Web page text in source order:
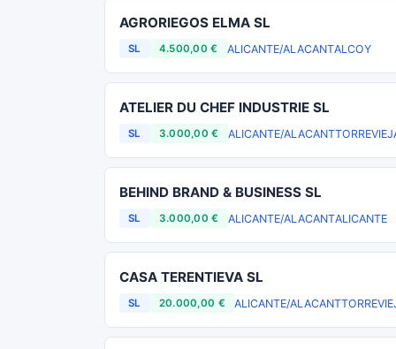
AGRORIEGOS ELMA SL
SL 4.500,00 € ALICANTE/ALACANTALCOY
ATELIER DU CHEF INDUSTRIE SL
SL 3.000,00 € ALICANTE/ALACANT
BEHIND BRAND & BUSINESS SL
SL 3.000,00 € ALICANTE/ALACANTALICANTE
CASA TERENTIEVA SL
SL 20.000,00 € ALICANTE/ALACANT